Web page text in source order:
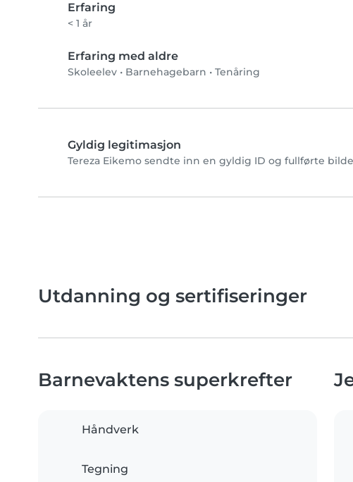
Erfaring
< 1 år
Erfaring med aldre
Skoleelev • Barnehagebarn • Tenåring
Gyldig legitimasjon
Tereza Eikemo sendte inn en gyldig ID og fullførte
Utdanning og sertifiseringer
Barnevaktens superkrefter
Håndverk
Tegning